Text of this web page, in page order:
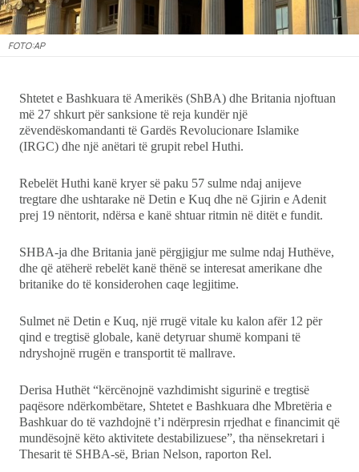
Teknologji
DuVideo
FOTO:AP
Shtetet e Bashkuara të Amerikës (ShBA) dhe Britania njoftuan
më 27 shkurt për sanksione të reja kundër një
zëvendëskomandanti të Gardës Revolucionare Islamike
(IRGC) dhe një anëtari të grupit rebel Huthi.
Rebelët Huthi kanë kryer së paku 57 sulme ndaj anijeve
tregtare dhe ushtarake në Detin e Kuq dhe në Gjirin e Adenit
prej 19 nëntorit, ndërsa e kanë shtuar ritmin në ditët e fundit.
SHBA-ja dhe Britania janë përgjigjur me sulme ndaj Huthëve,
dhe që atëherë rebelët kanë thënë se interesat amerikane dhe
britanike do të konsiderohen caqe legjitime.
Sulmet në Detin e Kuq, një rrugë vitale ku kalon afër 12 për
qind e tregtisë globale, kanë detyruar shumë kompani të
ndryshojnë rrugën e transportit të mallrave.
Derisa Huthët “kërcënojnë vazhdimisht sigurinë e tregtisë
paqësore ndërkombëtare, Shtetet e Bashkuara dhe Mbretëria e
Bashkuar do të vazhdojnë t’i ndërpresin rrjedhat e financimit që
mundësojnë këto aktivitete destabilizuese”, tha nënsekretari i
Thesarit të SHBA-së, Brian Nelson, raporton Rel.